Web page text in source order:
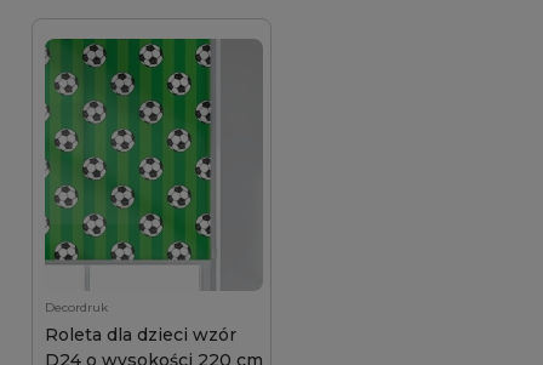
Decordruk
Roleta dla dzieci wzór
D24 o wysokości 220 cm